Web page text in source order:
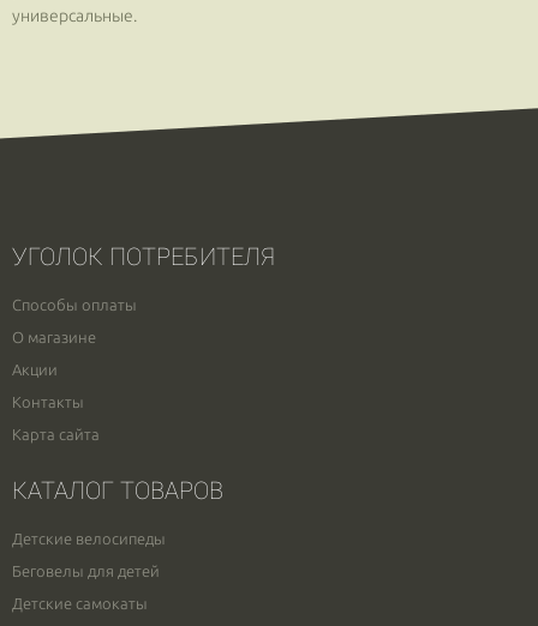
универсальные.
УГОЛОК ПОТРЕБИТЕЛЯ
Способы оплаты
О магазине
Акции
Контакты
Карта сайта
КАТАЛОГ ТОВАРОВ
Детские велосипеды
Беговелы для детей
Детские самокаты